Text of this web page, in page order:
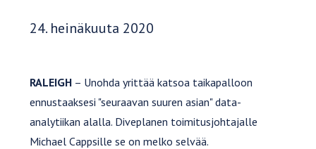
Julkaisupäivä:
24. heinäkuuta 2020
RALEIGH – Unohda yrittää katsoa taikapalloon
ennustaaksesi "seuraavan suuren asian" data-
analytiikan alalla. Diveplanen toimitusjohtajalle
Michael Cappsille se on melko selvää.